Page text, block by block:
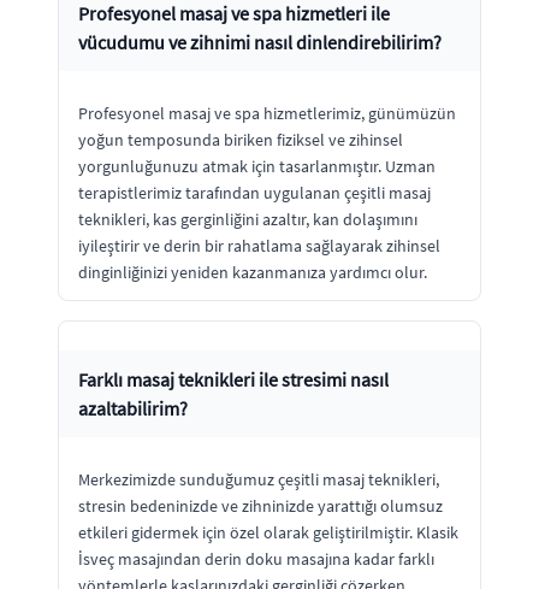
Profesyonel masaj ve spa hizmetleri ile
vücudumu ve zihnimi nasıl dinlendirebilirim?
Profesyonel masaj ve spa hizmetlerimiz, günümüzün
yoğun temposunda biriken fiziksel ve zihinsel
yorgunluğunuzu atmak için tasarlanmıştır. Uzman
terapistlerimiz tarafından uygulanan çeşitli masaj
teknikleri, kas gerginliğini azaltır, kan dolaşımını
iyileştirir ve derin bir rahatlama sağlayarak zihinsel
dinginliğinizi yeniden kazanmanıza yardımcı olur.
Farklı masaj teknikleri ile stresimi nasıl
azaltabilirim?
Merkezimizde sunduğumuz çeşitli masaj teknikleri,
stresin bedeninizde ve zihninizde yarattığı olumsuz
etkileri gidermek için özel olarak geliştirilmiştir. Klasik
İsveç masajından derin doku masajına kadar farklı